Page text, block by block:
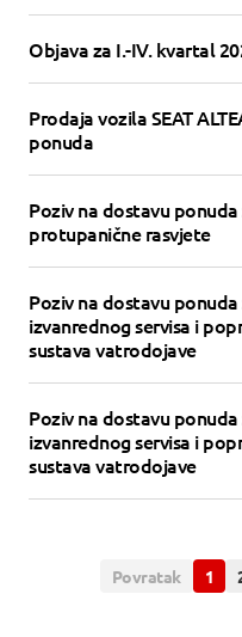
Objava za I.-IV. kvartal
Prodaja vozila SEAT
ponuda
Poziv na dostavu
protupanične rasvjete
Poziv na dostavu
izvanrednog servisa i
sustava vatrodojave
Poziv na dostavu
izvanrednog servisa i
sustava vatrodojave
Povratak 1